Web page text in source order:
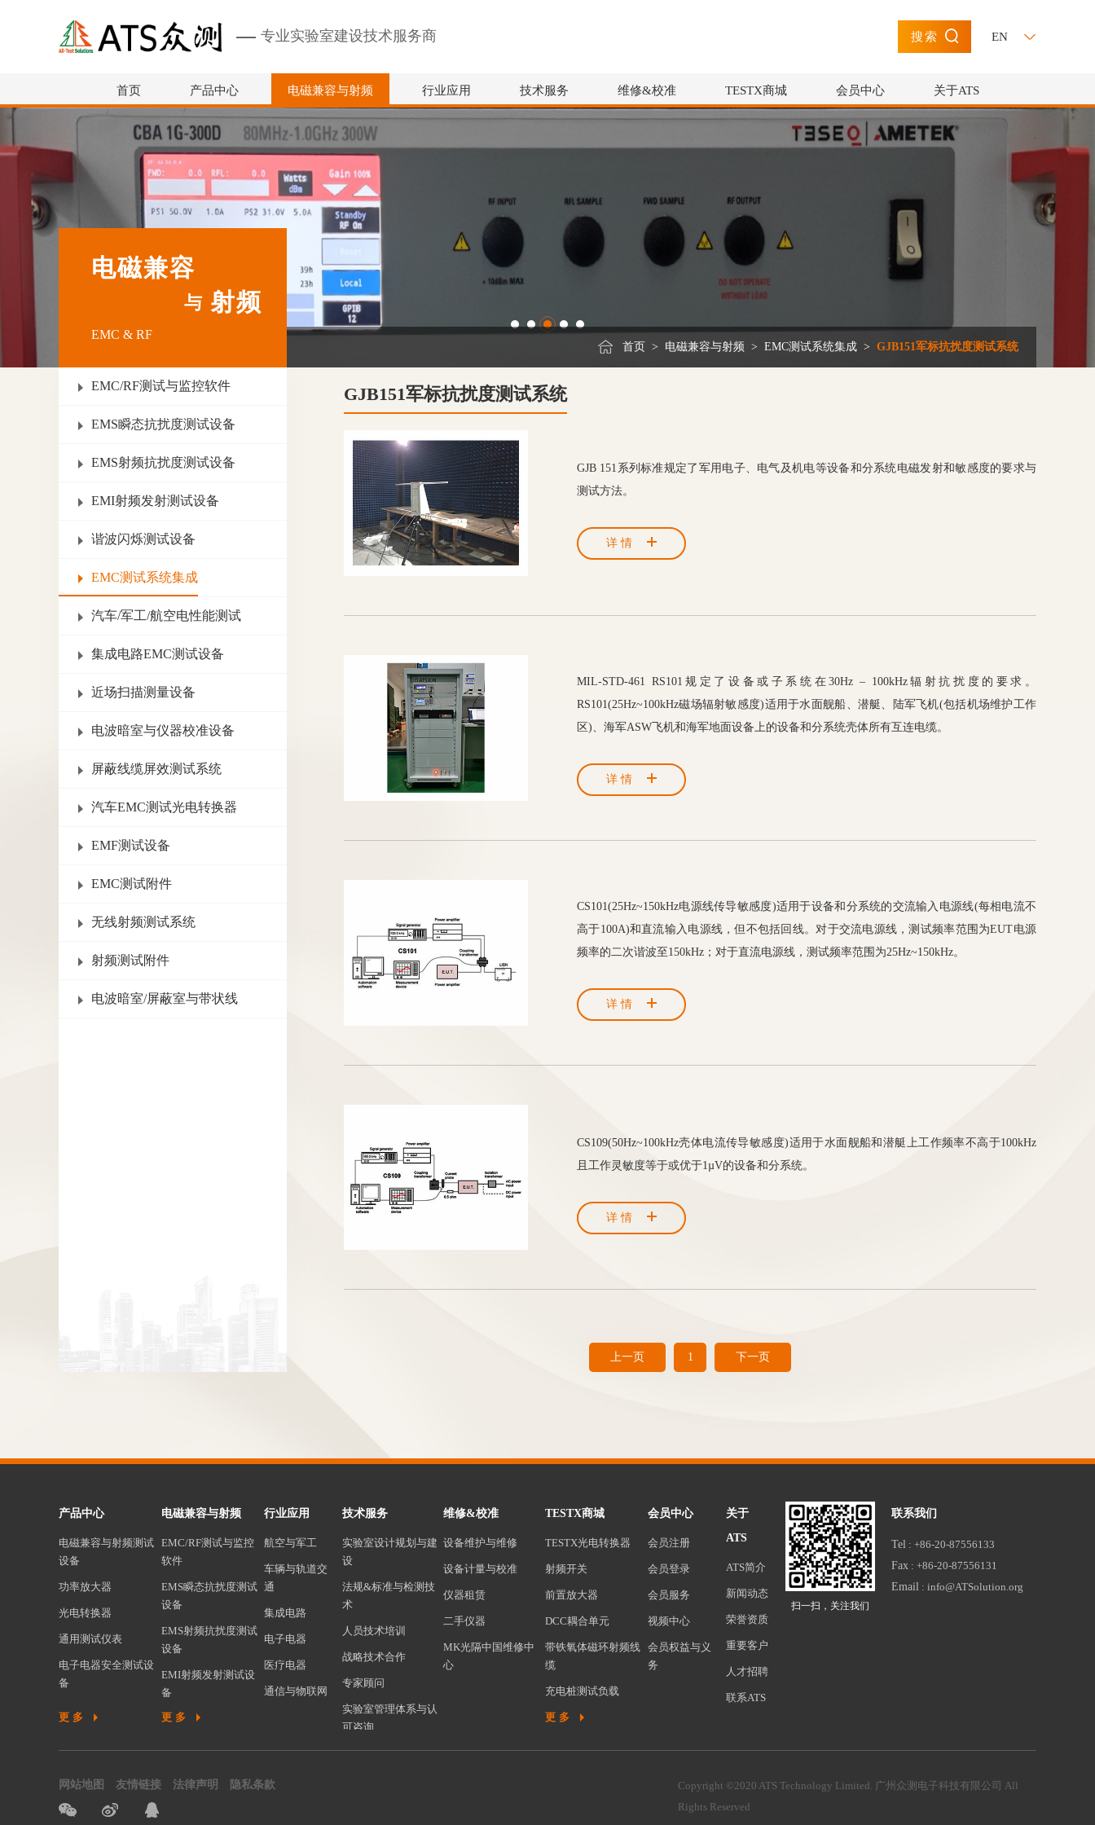
专业实验室建设技术服务商 搜索 EN
首页 产品中心 电磁兼容与射频 行业应用 技术服务 维修&校准 TESTX商城 会员中心 关于ATS
电磁兼容
与 射频
EMC & RF
首页 > 电磁兼容与射频 > EMC测试系统集成 > GJB151军标抗扰度测试系统
EMC/RF测试与监控软件
EMS瞬态抗扰度测试设备
EMS射频抗扰度测试设备
EMI射频发射测试设备
谐波闪烁测试设备
EMC测试系统集成
汽车/军工/航空电性能测试
集成电路EMC测试设备
近场扫描测量设备
电波暗室与仪器校准设备
屏蔽线缆屏效测试系统
汽车EMC测试光电转换器
EMF测试设备
EMC测试附件
无线射频测试系统
射频测试附件
电波暗室/屏蔽室与带状线
GJB151军标抗扰度测试系统
GJB 151系列标准规定了军用电子、电气及机电等设备和分系统电磁发射和敏感度的要求与
测试方法。
详情
MIL-STD-461 RS101规定了设备或子系统在30Hz – 100kHz辐射抗扰度的要求。
RS101(25Hz~100kHz磁场辐射敏感度)适用于水面舰船、潜艇、陆军飞机(包括机场维护工作
区)、海军ASW飞机和海军地面设备上的设备和分系统壳体所有互连电缆。
详情
CS101(25Hz~150kHz电源线传导敏感度)适用于设备和分系统的交流输入电源线(每相电流不
高于100A)和直流输入电源线，但不包括回线。对于交流电源线，测试频率范围为EUT电源
频率的二次谐波至150kHz；对于直流电源线，测试频率范围为25Hz~150kHz。
详情
CS109(50Hz~100kHz壳体电流传导敏感度)适用于水面舰船和潜艇上工作频率不高于100kHz
且工作灵敏度等于或优于1µV的设备和分系统。
详情
上一页 1 下一页
产品中心
电磁兼容与射频测试
设备
功率放大器
光电转换器
通用测试仪表
电子电器安全测试设
备
机器人安全测试设备
电源与负载
更多
电磁兼容与射频
EMC/RF测试与监控
软件
EMS瞬态抗扰度测试
设备
EMS射频抗扰度测试
设备
EMI射频发射测试设
备
谐波闪烁测试设备
能测试
更多
行业应用
航空与军工
车辆与轨道交
通
集成电路
电子电器
医疗电器
通信与物联网
技术服务
实验室设计规划与建
设
法规&标准与检测技
术
人员技术培训
战略技术合作
专家顾问
实验室管理体系与认
可咨询
维修&校准
设备维护与维修
设备计量与校准
仪器租赁
二手仪器
MK光隔中国维修中
心
TESTX商城
TESTX光电转换器
射频开关
前置放大器
DCC耦合单元
带铁氧体磁环射频线
缆
充电桩测试负载
前置放大器保护器
更多
会员中心
会员注册
会员登录
会员服务
视频中心
会员权益与义
务
关于
ATS
ATS简介
新闻动态
荣誉资质
重要客户
人才招聘
联系ATS
扫一扫，关注我们
联系我们
Tel : +86-20-87556133
Fax : +86-20-87556131
Email : info@ATSolution.org
网站地图 友情链接 法律声明 隐私条款 Copyright ©2020 ATS Technology Limited. 广州众测电子科技有限公司 All
Rights Reserved